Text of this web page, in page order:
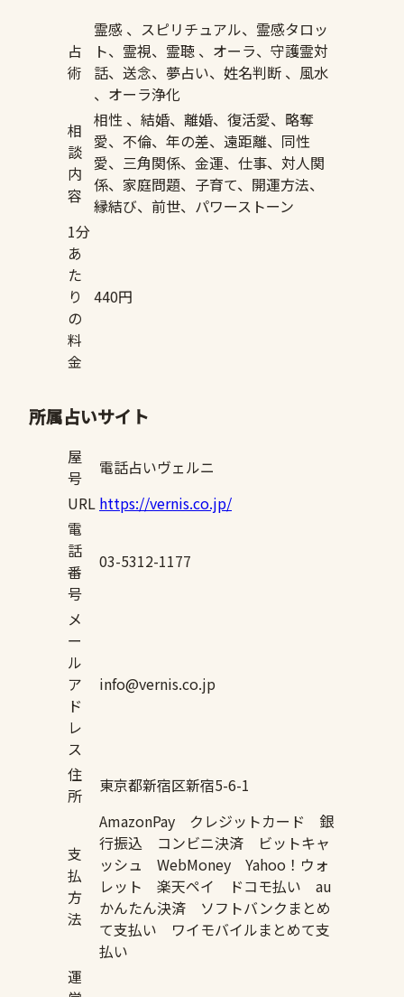
占
術
霊感 、スピリチュアル、霊感タロッ
ト、霊視、霊聴 、オーラ、守護霊対
話、送念、夢占い、姓名判断 、風水
、オーラ浄化
相
談
内
容
相性 、結婚、離婚、復活愛、略奪
愛、不倫、年の差、遠距離、同性
愛、三角関係、金運、仕事、対人関
係、家庭問題、子育て、開運方法、
縁結び、前世、パワーストーン
1分
あ
た
り
の
料
金
440円
所属占いサイト
屋
号
電話占いヴェルニ
URL https://vernis.co.jp/
電
話
番
号
03-5312-1177
メ
ー
ル
ア
ド
レ
ス
info@vernis.co.jp
住
所
東京都新宿区新宿5-6-1
支
払
方
法
AmazonPay クレジットカード 銀
行振込 コンビニ決済 ビットキャ
ッシュ WebMoney Yahoo！ウォ
レット 楽天ペイ ドコモ払い au
かんたん決済 ソフトバンクまとめ
て支払い ワイモバイルまとめて支
払い
運